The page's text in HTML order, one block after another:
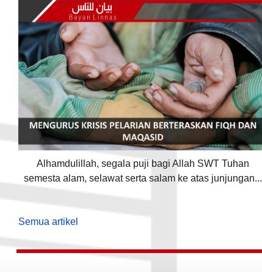
Alhamdulillah, segala puji bagi Allah SWT Tuhan
semesta alam, selawat serta salam ke atas junjungan...
Semua artikel